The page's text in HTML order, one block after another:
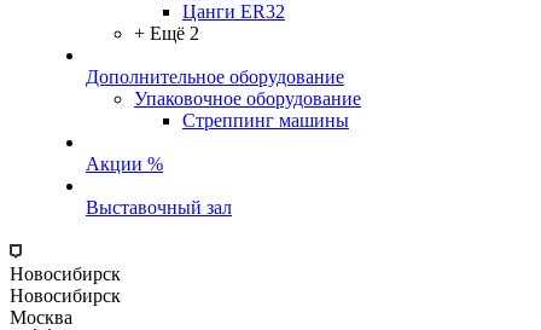
Цанги ER32
+ Ещё 2
Дополнительное оборудование
Упаковочное оборудование
Стреппинг машины
Акции %
Выставочный зал
Новосибирск
Новосибирск
Москва